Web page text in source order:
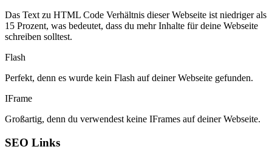
Das Text zu HTML Code Verhältnis dieser Webseite ist niedriger als
15 Prozent, was bedeutet, dass du mehr Inhalte für deine Webseite
schreiben solltest.
Flash
Perfekt, denn es wurde kein Flash auf deiner Webseite gefunden.
IFrame
Großartig, denn du verwendest keine IFrames auf deiner Webseite.
SEO Links